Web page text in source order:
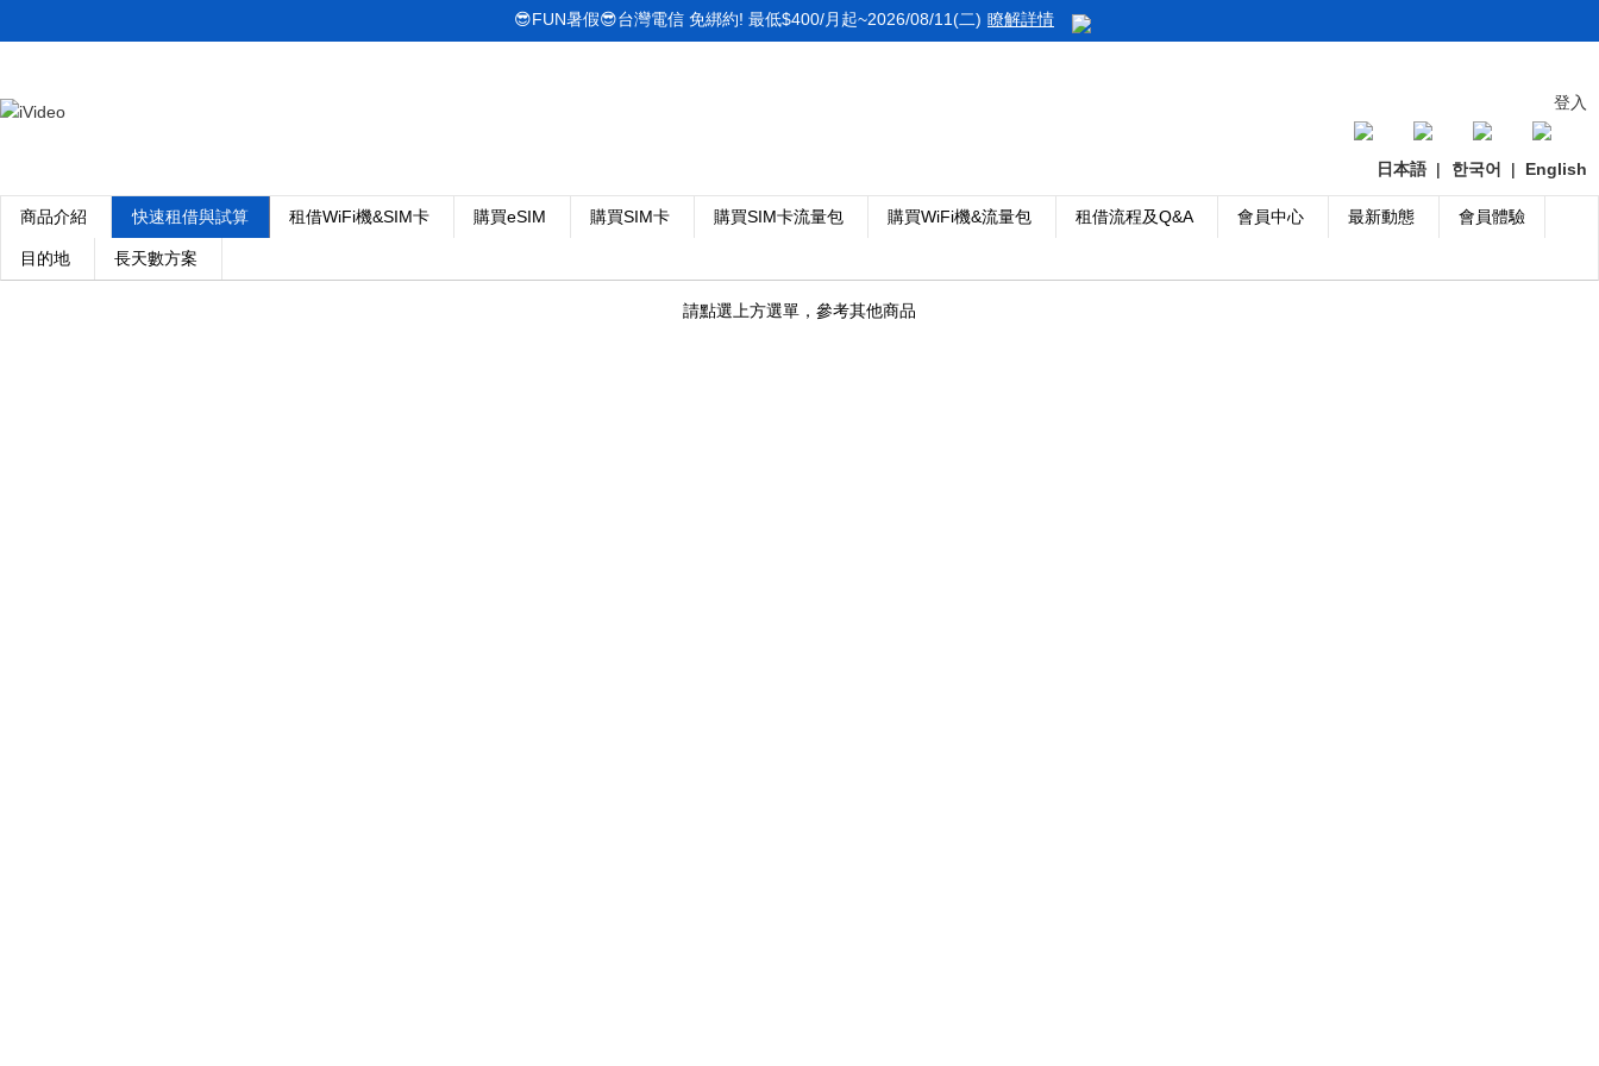
登入
日本語 | 한국어 | English
商品介紹 快速租借與試算 租借WiFi機&SIM卡 購買eSIM 購買SIM卡 購買SIM卡流量包 購買WiFi機&流量包 租借流程及Q&A 會員中心 最新動態 會員體驗
目的地 長天數方案
😎FUN暑假😎台灣電信 免綁約! 最低$400/月起~2026/08/11(二) 瞭解詳情
請點選上方選單，參考其他商品